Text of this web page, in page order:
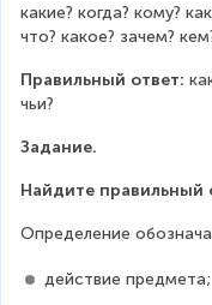
какие? когда? кому?
что? какое? зачем?
Правильный ответ:
чьи?
Задание.
Найдите правильный
Определение
действие предмета;